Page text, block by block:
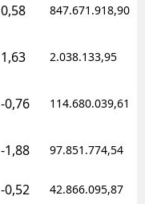
0,58 847.671.918,90
1,63 2.038.133,95
-0,76 114.680.039,61
-1,88 97.851.774,54
-0,52 42.866.095,87